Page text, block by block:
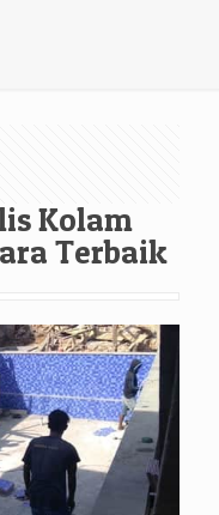
Kolam
Terbaik